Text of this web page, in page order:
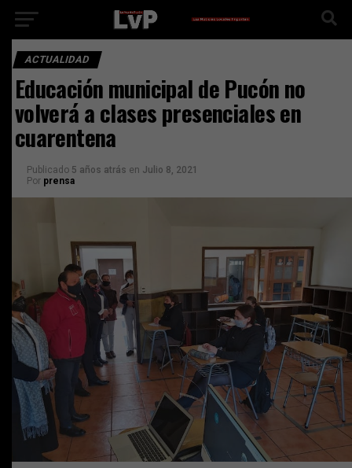
ACTUALIDAD
Educación municipal de Pucón no
volverá a clases presenciales en
cuarentena
Publicado 5 años atrás en Julio 8, 2021
Por prensa